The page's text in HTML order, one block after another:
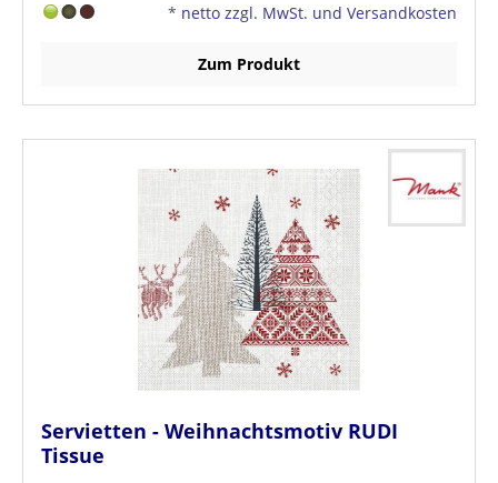
* netto zzgl. MwSt. und Versandkosten
Zum Produkt
Servietten - Weihnachtsmotiv RUDI
Tissue